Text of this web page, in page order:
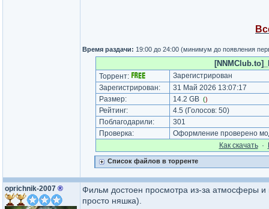
Время раздачи: 19:00 до 24:00 (минимум до появления
Торрент:
Зарегистрирован
Зарегистрирован:
31 Май 2026 13:07:17
Размер:
14.2 GB ()
Рейтинг: 4.5 (Голосов: 50)
Поблагодарили:
301
Проверка:
Оформление проверено
Как cкачать·
Список файлов в торренте
oprichnik-2007 ®
Фильм достоен просмотра из-за атмосферы и
просто няшка).